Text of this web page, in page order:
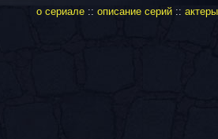
о сериале :: описание серий ::